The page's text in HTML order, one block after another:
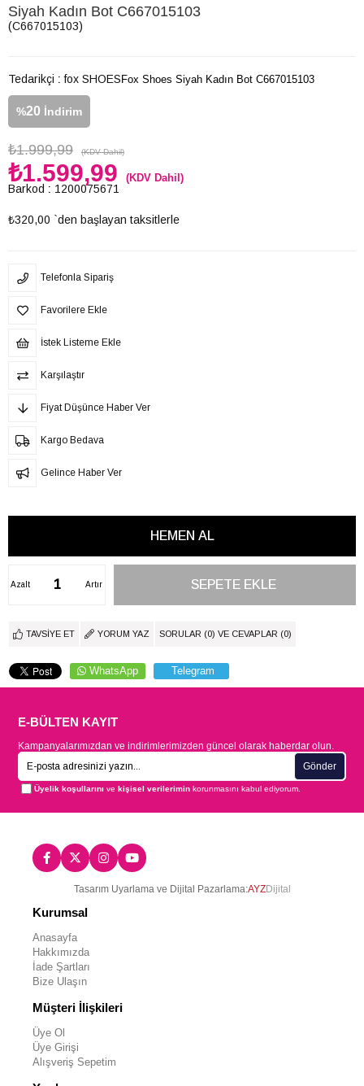
Siyah Kadın Bot C667015103
(C667015103)
Tedarikçi : fox SHOES
%20 İndirim
₺1.999,99 (KDV Dahil)
₺1.599,99 (KDV Dahil)
Barkod : 1200075671
₺320,00 `den başlayan taksitlerle
Fox Shoes Siyah Kadın Bot C667015103
Telefonla Sipariş
Favorilere Ekle
İstek Listeme Ekle
Karşılaştır
Fiyat Düşünce Haber Ver
Kargo Bedava
Gelince Haber Ver
Artır
Azalt
TAVSIYE ET YORUM YAZ SORULAR (0) VE CEVAPLAR (0)
WhatsApp Telegram
E-BÜLTEN KAYIT
Kampanyalarımızdan ve indirimlerimizden güncel olarak haberdar olun.
Gönder
Üyelik koşullarını vekişisel verilerimin korunmasını kabul ediyorum.
Tasarım Uyarlama ve Dijital Pazarlama:AYZDijital
Kurumsal
Anasayfa
Hakkımızda
İade Şartları
Bize Ulaşın
Müşteri İlişkileri
Üye Ol
Üye Girişi
Alışveriş Sepetim